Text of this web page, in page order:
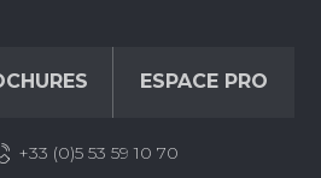
ESPACE PRO
+33 (0)5 53 59 10 70